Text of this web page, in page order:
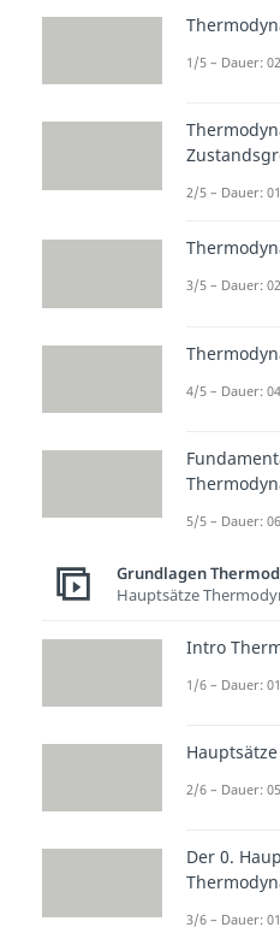
kehren
einiger
Stell dir
vor. Im
1/5 – Dauer:
2/5 – Dauer:
3/5 – Dauer:
4/5 – Dauer:
5/5 – Dauer:
Grundlagen
Hauptsätze
Intro
1/6 – Dauer:
2/6 – Dauer:
Der 0.
3/6 – Dauer: